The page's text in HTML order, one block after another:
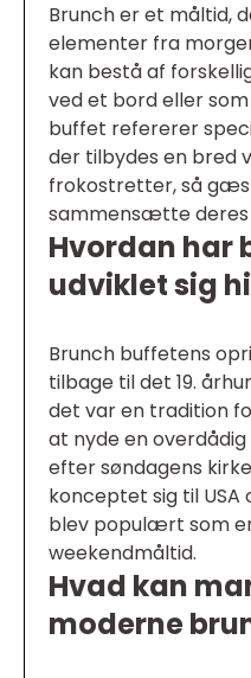
Brunch er et måltid,
elementer fra
kan bestå af
ved et bord eller
buffet refererer
der tilbydes en bred
frokostretter, så
sammensætte deres
Hvordan har
udviklet sig
Brunch buffetens
tilbage til det 19.
det var en tradition
at nyde en
efter søndagens
konceptet sig til USA
blev populært som
weekendmåltid.
Hvad kan
moderne